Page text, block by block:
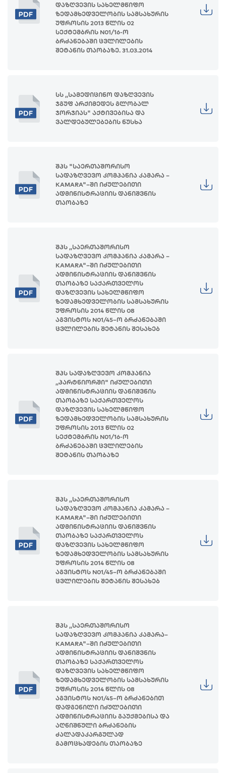
დაზღვევის სახელმწიფო
ზედამხედველობის სამსახურის
უფროსის 2013 წლის 02
სექტემბრის N01/16-ო
ბრძანებაში ცვლილების
შეტანის თაობაზე. 31.03.2014
სს ,,სამედიცინო დაზღვევის
ჯგუფ არქიმედეს გლობალ
ჯორჯიას" აქტივებისა და
ვალდებულებების ნუსხა
შპს "საერთაშორისო
სადაზღვევო კომპანია კამარა –
KAMARA"–ში იძულებითი
ადმინისტრაციის დანიშვნის
თაობაზე
შპს ,,საერთაშორისო
სადაზღვევო კომპანია კამარა –
KAMARA"–ში იძულებითი
ადმინისტრაციის დანიშვნის
თაობაზე საქართველოს
დაზღვევის სახელმწიფო
ზედამხედველობის სამსახურის
უფროსის 2014 წლის 08
აგვისტოს N01/45–ო ბრძანებაში
ცვლილების შეტანის შესახებ
შპს სადაზღვევო კომპანია
,,პარტნიორში" იძულებითი
ადმინისტრაციის დანიშვნის
თაობაზე საქართველოს
დაზღვევის სახელმწიფო
ზედამხედველობის სამსახურის
უფროსის 2013 წლის 02
სექტემბრის N01/16-ო
ბრძანებაში ცვლილების
შეტანის თაობაზე
შპს ,,საერთაშორისო
სადაზღვევო კომპანია კამარა –
KAMARA"–ში იძულებითი
ადმინისტრაციის დანიშვნის
თაობაზე საქართველოს
დაზღვევის სახელმწიფო
ზედამხედველობის სამსახურის
უფროსის 2014 წლის 08
აგვისტოს N01/45–ო ბრძანებაში
ცვლილების შეტანის შესახებ
შპს ,,საერთაშორისო
სადაზღვევო კომპანია კამარა–
KAMARA"–ში იძულებითი
ადმინისტრაციის დანიშვნის
თაობაზე საქართველოს
დაზღვევის სახელმწიფო
ზედამხედველობის სამსახურის
უფროსის 2014 წლის 08
აგვისტოს N01/45–ო ბრძანებით
დადგენილი იძულებითი
ადმინისტრაციის გაუქმებისა და
აღნიშნული ბრძანების
ძალადაკარგულად
გამოცხადების თაობაზე